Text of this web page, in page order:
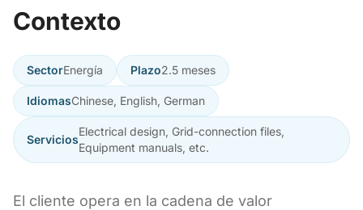
Contexto
SectorEnergía Plazo2.5 meses
IdiomasChinese, English, German
Servicios
Electrical design, Grid-connection files,
Equipment manuals, etc.
El cliente opera en la cadena de valor